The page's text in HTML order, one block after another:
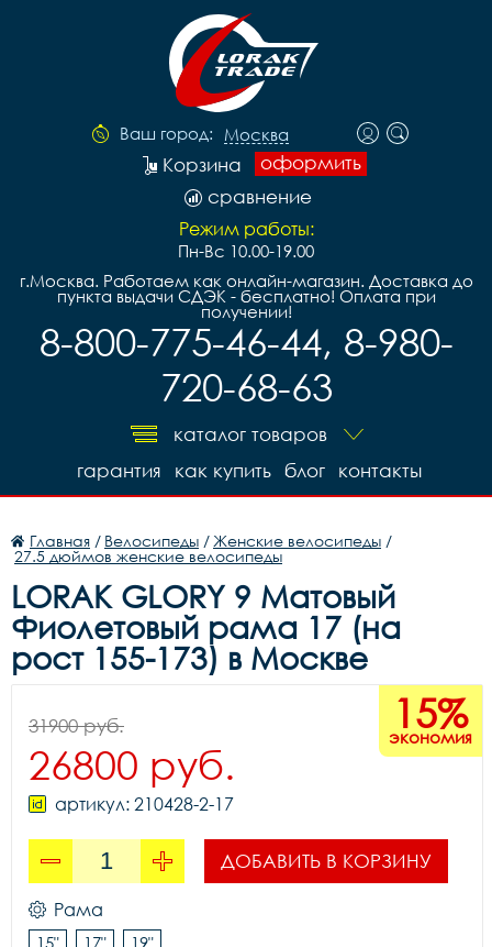
Ваш город: Москва
оформить
Корзина
сравнение
Режим работы:
Пн-Вс 10.00-19.00
г.Москва. Работаем как онлайн-магазин. Доставка до
пункта выдачи СДЭК - бесплатно! Оплата при
получении!
8-800-775-46-44, 8-980-
720-68-63
каталог товаров
контакты
блог
как купить
гарантия
Главная / Велосипеды / Женские велосипеды /
27.5 дюймов женские велосипеды
LORAK GLORY 9 Матовый
Фиолетовый рама 17 (на
рост 155-173) в Москве
15%
экономия
31900 руб.
26800 руб.
артикул: 210428-2-17
ДОБАВИТЬ В КОРЗИНУ
Рама
15" 17" 19"